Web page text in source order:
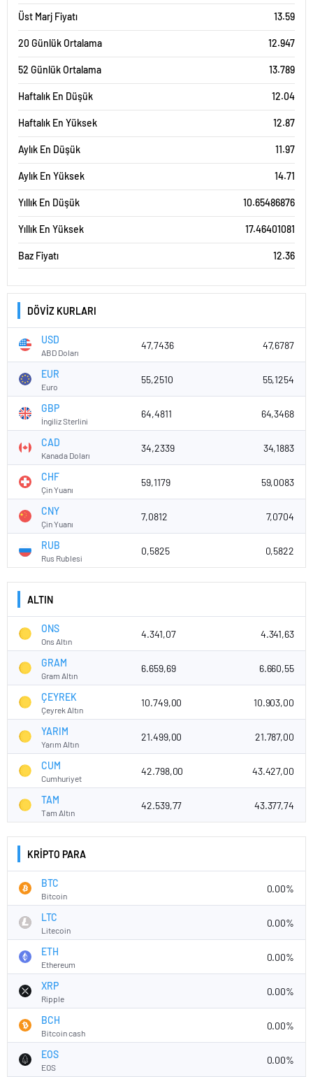
Üst Marj Fiyatı 13.59
20 Günlük Ortalama 12.947
52 Günlük Ortalama 13.789
Haftalık En Düşük 12.04
Haftalık En Yüksek 12.87
Aylık En Düşük 11.97
Aylık En Yüksek 14.71
Yıllık En Düşük 10.65486876
Yıllık En Yüksek 17.46401081
Baz Fiyatı 12.36
DÖVİZ KURLARI
USD
ABD Doları
47,7436 47,6787
EUR
Euro
55,2510 55,1254
GBP
İngiliz Sterlini
64,4811 64,3468
CAD
Kanada Doları
34,2339 34,1883
CHF
Çin Yuanı
59,1179 59,0083
CNY
Çin Yuanı
7,0812 7,0704
RUB
Rus Rublesi
0,5825 0,5822
ALTIN
ONS
Ons Altın
4.341,07 4.341,63
GRAM
Gram Altın
6.659,69 6.660,55
ÇEYREK
Çeyrek Altın
10.749,00 10.903,00
YARIM
Yarım Altın
21.499,00 21.787,00
CUM
Cumhuriyet
42.798,00 43.427,00
TAM
Tam Altın
42.539,77 43.377,74
KRİPTO PARA
BTC
Bitcoin
0.00%
LTC
Litecoin
0.00%
ETH
Ethereum
0.00%
XRP
Ripple
0.00%
BCH
Bitcoin cash
0.00%
EOS
EOS
0.00%